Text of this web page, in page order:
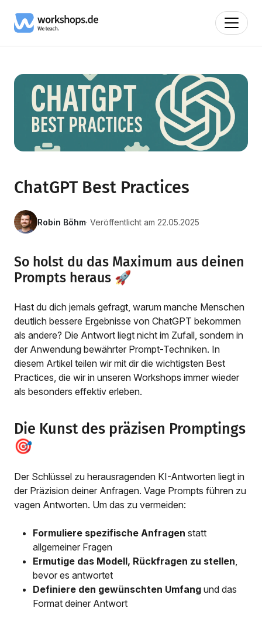
ChatGPT Best Practices
Robin Böhm· Veröffentlicht am 22.05.2025
So holst du das Maximum aus deinen
Prompts heraus 🚀
Hast du dich jemals gefragt, warum manche Menschen
deutlich bessere Ergebnisse von ChatGPT bekommen
als andere? Die Antwort liegt nicht im Zufall, sondern in
der Anwendung bewährter Prompt-Techniken. In
diesem Artikel teilen wir mit dir die wichtigsten Best
Practices, die wir in unseren Workshops immer wieder
als besonders effektiv erleben.
Die Kunst des präzisen Promptings
🎯
Der Schlüssel zu herausragenden KI-Antworten liegt in
der Präzision deiner Anfragen. Vage Prompts führen zu
vagen Antworten. Um das zu vermeiden:
Formuliere spezifische Anfragen statt
allgemeiner Fragen
Ermutige das Modell, Rückfragen zu stellen,
bevor es antwortet
Definiere den gewünschten Umfang und das
Format deiner Antwort